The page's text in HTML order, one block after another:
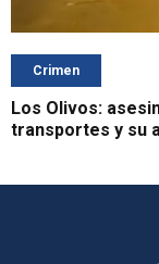
Crimen
Los Olivos:
transportes y su